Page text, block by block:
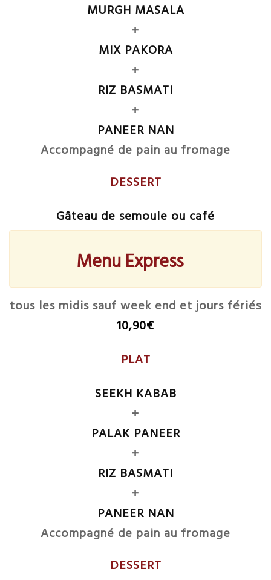
MURGH MASALA
+
MIX PAKORA
+
RIZ BASMATI
+
PANEER NAN
Accompagné de pain au fromage
DESSERT
Gâteau de semoule ou café
Menu Express
tous les midis sauf week end et jours fériés
10,90€
PLAT
SEEKH KABAB
+
PALAK PANEER
+
RIZ BASMATI
+
PANEER NAN
Accompagné de pain au fromage
DESSERT